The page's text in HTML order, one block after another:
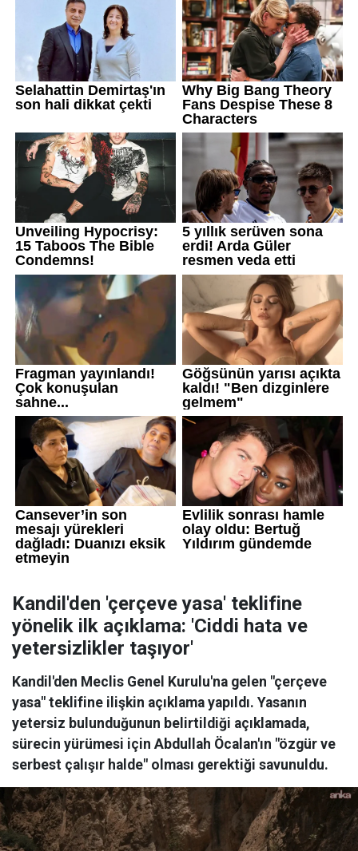
Kandil'den 'çerçeve yasa' teklifine
yönelik ilk açıklama: 'Ciddi hata ve
yetersizlikler taşıyor'
Kandil'den Meclis Genel Kurulu'na gelen "çerçeve
yasa" teklifine ilişkin açıklama yapıldı. Yasanın
yetersiz bulunduğunun belirtildiği açıklamada,
sürecin yürümesi için Abdullah Öcalan'ın "özgür ve
serbest çalışır halde" olması gerektiği savunuldu.